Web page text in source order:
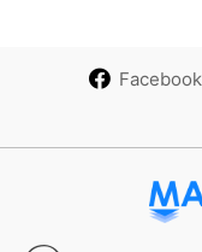
Facebook